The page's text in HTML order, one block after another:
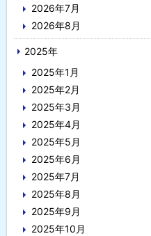
2026年7月
2026年8月
2025年
2025年1月
2025年2月
2025年3月
2025年4月
2025年5月
2025年6月
2025年7月
2025年8月
2025年9月
2025年10月